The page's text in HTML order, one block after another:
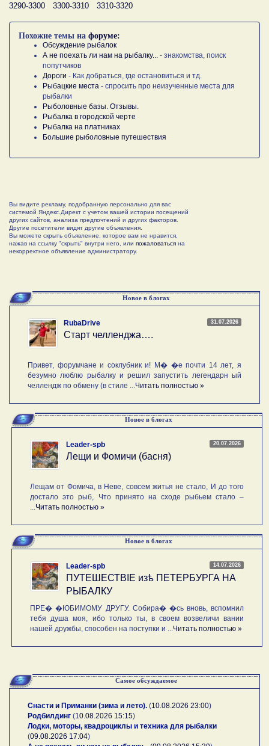
3290-3300
3300-3310 3310-3320
Похожие темы на форуме:
Обсуждение рыбалок
А не поехать ли нам на рыбалку... - знакомства, поиск
попутчиков
Дороги - Как добраться, где остановиться и тд.
Рыбацкие места - спросить про неизученные места для
рыбалки
Рыболовные базы. Отзывы.
Рыбалка в городской черте
Рыбалка на платниках
Большие рыболовные путешествия
Вы видите рекламу, подобранную персонально для вас
системой Яндекс.Директ с учетом вашей истории посещений
других сайтов, анализа предпочтений и других факторов.
Другие посетители видят другие объявления.
Вы можете скрыть объявление, которое вам не нравится,
нажав на ссылку "скрыть" внутри него, или пожаловаться на
некорректное объявление администратору.
Новое в блогах
31.07.2026
RubaDrive
Старт челленджа….
Привет, форумчане и соклубник и! М� �е почти 14 лет, я
безумно люблю рыбалку и решил запустить легендарн ый
челлендж по обмену (в стиле ...Читать полностью »
Новое в блогах
20.07.2026
Leader-spb
Лещи и Фомичи (басня)
Лещам от Фомича, в Неве, совсем житья не стало, И до того
достало это рыб, Что принято на сходе рыбьем стало –
...Читать полностью »
Новое в блогах
14.07.2026
Leader-spb
ПУТЕШЕСТВIE изѣ ПЕТЕРБУРГА НА
РЫБАЛКУ
ПРЕ� �ЮБИМОМУ ДРУГУ. Собира� �сь вновь, вспомнил
тебя душа моя, ибо только ты, в своем возвеличи вании
нашей дружбы, способен на поступки и ...Читать полностью »
Самое обсуждаемое
Снасти и Приманки (зима и лето). (10.08.2026 23:00)
Родбилдинг (10.08.2026 15:15)
Лодки, моторы, квадроциклы и техника для рыбалки
(09.08.2026 17:04)